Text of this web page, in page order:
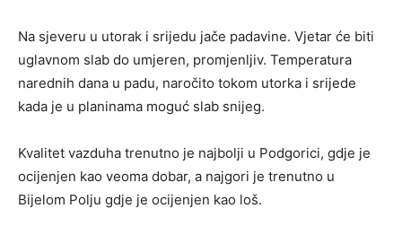
Na sjeveru u utorak i srijedu jače padavine. Vjetar će biti
uglavnom slab do umjeren, promjenljiv. Temperatura
narednih dana u padu, naročito tokom utorka i srijede
kada je u planinama moguć slab snijeg.
Kvalitet vazduha trenutno je najbolji u Podgorici, gdje je
ocijenjen kao veoma dobar, a najgori je trenutno u
Bijelom Polju gdje je ocijenjen kao loš.